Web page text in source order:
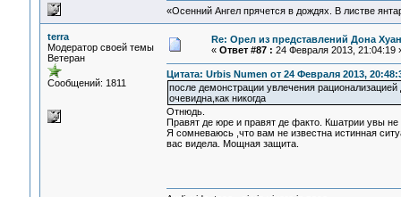
«Осенний Ангел прячется в дождях. В листве
terra
Модератор своей темы
Ветеран
Сообщений: 1811
Re: Орел из представлений Дона
« Ответ #87 : 24 Февраля 2013, 21:04:19
Цитата: Urbis Numen от 24 Февраля 2013,
после демонстрации увлечения
очевидна,как никогда
Отнюдь.
Правят де юре и правят де факто. Кшатрии увы не
Я сомневаюсь ,что вам не известна истинная
вас видела. Мощная защита.